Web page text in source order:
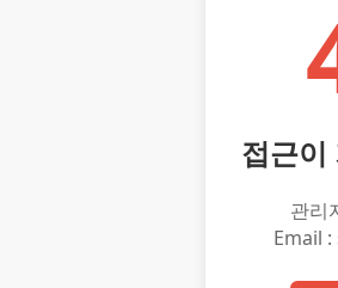
접근이
관리
Email